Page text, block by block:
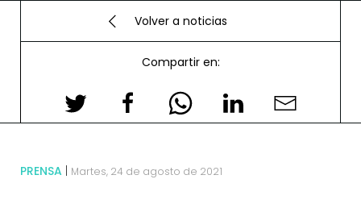
Volver a noticias
Compartir en:
PRENSA Martes, 24 de agosto de 2021